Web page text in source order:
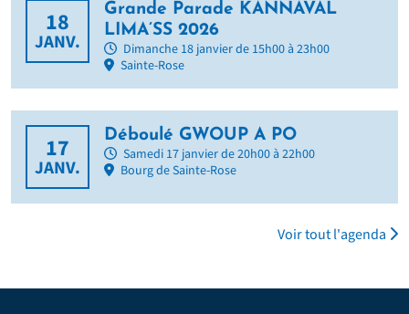
18
JANV.
Grande Parade KANNAVAL
LIMA’SS 2026
Dimanche 18 janvier de 15h00 à 23h00
Sainte-Rose
17
JANV.
Déboulé GWOUP A PO
Samedi 17 janvier de 20h00 à 22h00
Bourg de Sainte-Rose
Voir tout l'agenda